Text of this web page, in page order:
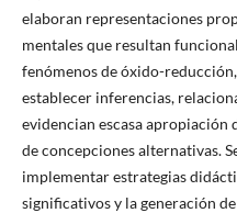
elaboran representaciones
mentales que resultan
fenómenos de óxido-
establecer inferencias,
evidencian escasa apropiación
de concepciones alternativas.
implementar estrategias
significativos y la generación